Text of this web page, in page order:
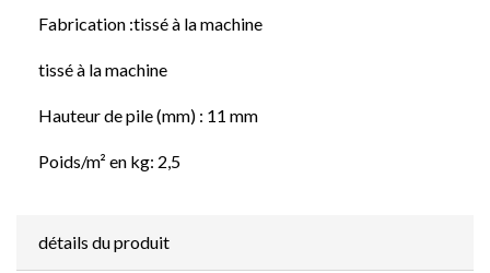
Fabrication :tissé à la machine
tissé à la machine
Hauteur de pile (mm) : 11 mm
Poids/m² en kg: 2,5
détails du produit